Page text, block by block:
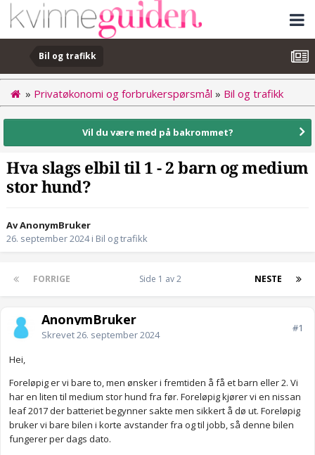
Bil og trafikk
» Privatøkonomi og forbrukerspørsmål » Bil og trafikk
Vil du være med på bakrommet?
Hva slags elbil til 1 - 2 barn og medium
stor hund?
Av AnonymBruker
26. september 2024i Bil og trafikk
FORRIGE NESTE
Side 1 av 2
AnonymBruker
Skrevet26. september 2024
#1
Hei,
Foreløpig er vi bare to, men ønsker i fremtiden å få et barn eller 2. Vi
har en liten til medium stor hund fra før. Foreløpig kjører vi en nissan
leaf 2017 der batteriet begynner sakte men sikkert å dø ut. Foreløpig
bruker vi bare bilen i korte avstander fra og til jobb, så denne bilen
fungerer per dags dato.